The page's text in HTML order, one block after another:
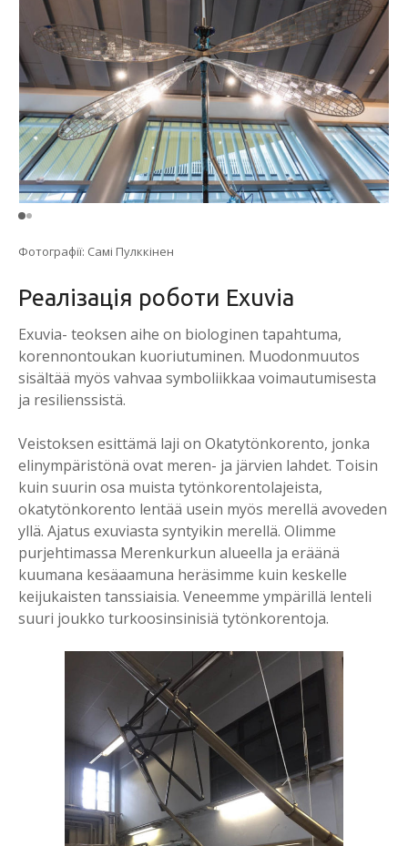
Фотографії: Самі Пулккінен
Реалізація роботи Exuvia
Exuvia- teoksen aihe on biologinen tapahtuma,
korennontoukan kuoriutuminen. Muodonmuutos
sisältää myös vahvaa symboliikkaa voimautumisesta
ja resilienssistä.
Veistoksen esittämä laji on Okatytönkorento, jonka
elinympäristönä ovat meren- ja järvien lahdet. Toisin
kuin suurin osa muista tytönkorentolajeista,
okatytönkorento lentää usein myös merellä avoveden
yllä. Ajatus exuviasta syntyikin merellä. Olimme
purjehtimassa Merenkurkun alueella ja eräänä
kuumana kesäaamuna heräsimme kuin keskelle
keijukaisten tanssiaisia. Veneemme ympärillä lenteli
suuri joukko turkoosinsinisiä tytönkorentoja.